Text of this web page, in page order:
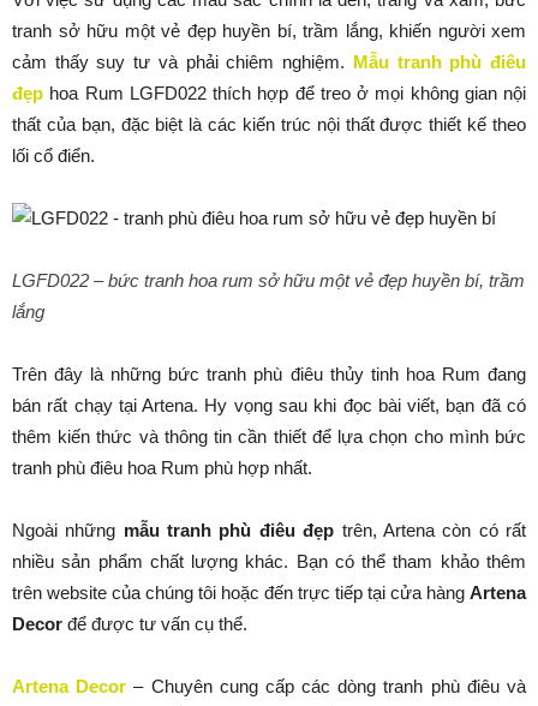
tranh sở hữu một vẻ đẹp huyền bí, trầm lắng, khiến người xem
cảm thấy suy tư và phải chiêm nghiệm. Mẫu tranh phù điêu
đẹp hoa Rum LGFD022 thích hợp để treo ở mọi không gian nội
thất của bạn, đặc biệt là các kiến trúc nội thất được thiết kế theo
lối cổ điển.
LGFD022 – bức tranh hoa rum sở hữu một vẻ đẹp huyền bí, trầm
lắng
Trên đây là những bức tranh phù điêu thủy tinh hoa Rum đang
bán rất chạy tại Artena. Hy vọng sau khi đọc bài viết, bạn đã có
thêm kiến thức và thông tin cần thiết để lựa chọn cho mình bức
tranh phù điêu hoa Rum phù hợp nhất.
Ngoài những mẫu tranh phù điêu đẹp trên, Artena còn có rất
nhiều sản phẩm chất lượng khác. Bạn có thể tham khảo thêm
trên website của chúng tôi hoặc đến trực tiếp tại cửa hàng Artena
Decor để được tư vấn cụ thể.
Artena Decor – Chuyên cung cấp các dòng tranh phù điêu và